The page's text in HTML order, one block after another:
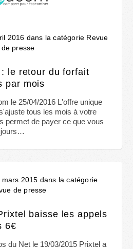
2016 dans la catégorie Revue
de presse
le retour du forfait
par mois
le 25/04/2016 L'offre unique
tous les mois à votre
permet de payer ce que vous
2015 dans la catégorie
de presse
baisse les appels
6€
du Net le 19/03/2015 Prixtel a